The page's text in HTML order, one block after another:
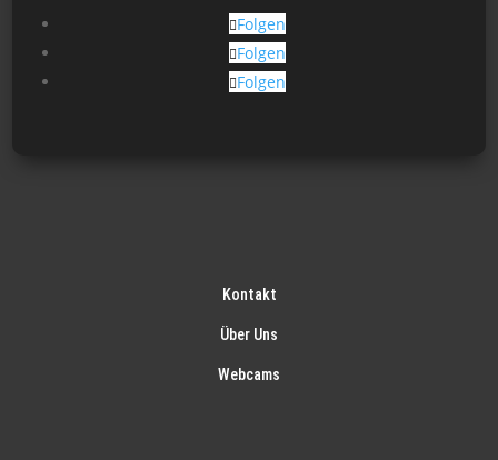
Folgen
Folgen
Folgen
Kontakt
Über Uns
Webcams